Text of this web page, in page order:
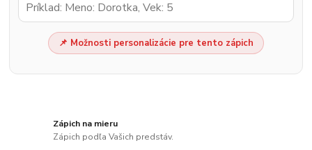
📌 Možnosti personalizácie pre tento zápich
Zápich na mieru
Zápich podľa Vašich predstáv.